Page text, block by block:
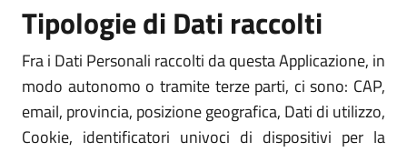
Tipologie di Dati raccolti
Fra i Dati Personali raccolti da questa Applicazione, in
modo autonomo o tramite terze parti, ci sono: CAP,
email, provincia, posizione geografica, Dati di utilizzo,
Cookie, identificatori univoci di dispositivi per la